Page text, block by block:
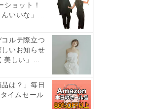
ショット！
いいな」...
ルテ際立つ
しいお知らせ
しい」
品は？」毎日
イムセール